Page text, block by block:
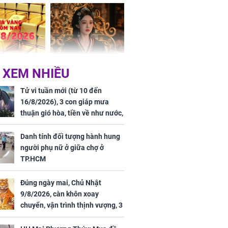
dư dả, Phú
Hoa, vận
sáng
nay,
2026: Tăng
triệu
'Bách Hoa Sát' vừa kết
thúc, Mạnh Tử Nghĩa
đã vướng tranh luận
cuối
lịch, 3 con
phát Tài
trăm bề,
NHIỀU
Tử vi tuần mới (từ 10 đến
16/8/2026), 3 con giáp mưa
thuận gió hòa, tiền về như nước,
bạc vàng dư dả, Phú Quý Vinh
Hoa, vận trình khai sáng
Danh tính đối tượng hành hung
người phụ nữ ở giữa chợ ở
TP.HCM
Đúng ngày mai, Chủ Nhật
9/8/2026, càn khôn xoay
chuyển, vận trình thịnh vượng, 3
con giáp nhận phúc khí nhà trời,